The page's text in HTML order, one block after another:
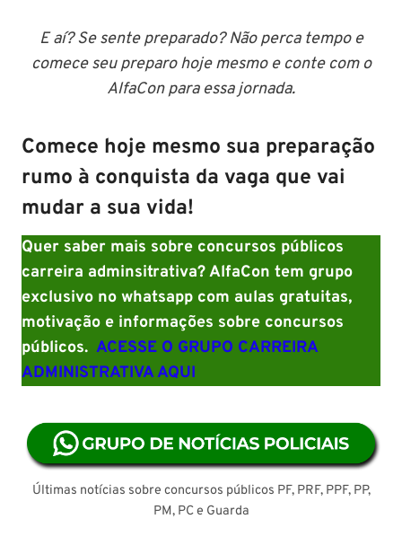
E aí? Se sente preparado? Não perca tempo e
comece seu preparo hoje mesmo e conte com o
AlfaCon para essa jornada.
Comece hoje mesmo sua preparação
rumo à conquista da vaga que vai
mudar a sua vida!
Quer saber mais sobre concursos públicos
carreira adminsitrativa? AlfaCon tem grupo
exclusivo no whatsapp com aulas gratuitas,
motivação e informações sobre concursos
públicos. ACESSE O GRUPO CARREIRA
ADMINISTRATIVA AQUI
Últimas notícias sobre concursos públicos PF, PRF, PPF, PP,
PM, PC e Guarda